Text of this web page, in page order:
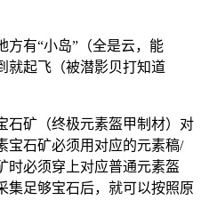
方有“小岛”（全是云，能
就起飞（被潜影贝打知道
石矿（终极元素盔甲制材）对
宝石矿必须用对应的元素稿/
时必须穿上对应普通元素盔
集足够宝石后，就可以按照原